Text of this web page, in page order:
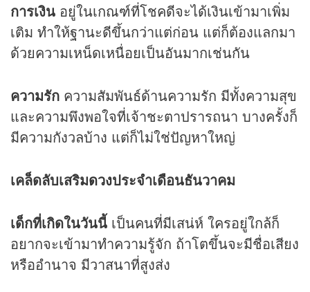
การเงิน อยู่ในเกณฑ์ที่โชคดีจะได้เงินเข้ามาเพิ่ม
เติม ทำให้ฐานะดีขึ้นกว่าแต่ก่อน แต่ก็ต้องแลกมา
ด้วยความเหน็ดเหนื่อยเป็นอันมากเช่นกัน
ความรัก ความสัมพันธ์ด้านความรัก มีทั้งความสุข
และความพึงพอใจที่เจ้าชะตาปรารถนา บางครั้งก็
มีความกังวลบ้าง แต่ก็ไม่ใช่ปัญหาใหญ่
เคล็ดลับเสริมดวงประจำเดือนธันวาคม
เด็กที่เกิดในวันนี้ เป็นคนที่มีเสน่ห์ ใครอยู่ใกล้ก็
อยากจะเข้ามาทำความรู้จัก ถ้าโตขึ้นจะมีชื่อเสียง
หรืออำนาจ มีวาสนาที่สูงส่ง